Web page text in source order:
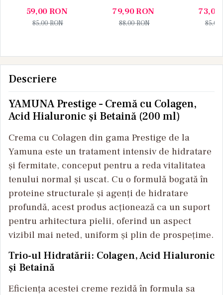
hidratare cu acid
hialuronic si aloe
59,00RON
85,00RON
hialuronic si
peptide
79,90RON
88,00RON
73,00
85,00
Descriere
YAMUNA Prestige – Cremă cu Colagen,
Acid Hialuronic și Betaină (200 ml)
Crema cu Colagen din gama Prestige de la
Yamuna este un tratament intensiv de hidratare
și fermitate, conceput pentru a reda vitalitatea
tenului normal și uscat. Cu o formulă bogată în
proteine structurale și agenți de hidratare
profundă, acest produs acționează ca un suport
pentru arhitectura pielii, oferind un aspect
vizibil mai neted, uniform și plin de prospețime.
Trio-ul Hidratării: Colagen, Acid Hialuronic
și Betaină
Eficiența acestei creme rezidă în formula sa